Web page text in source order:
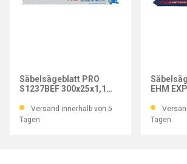
Säbelsägeblatt PRO
S1237BEF 300x25x1,1
Versand innerhalb von 5
Tagen
EHM
Tagen